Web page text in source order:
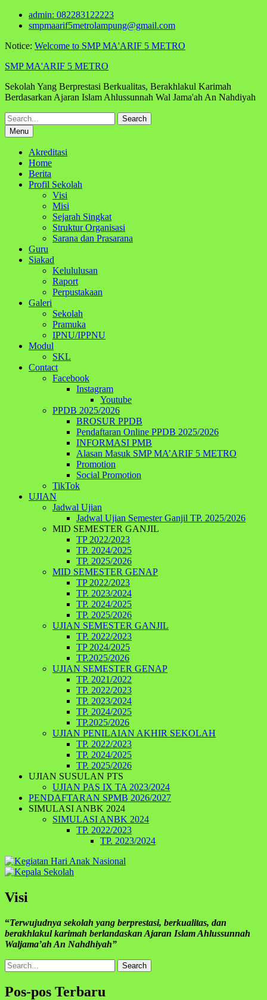
Skip
admin: 082283122223
smpmaarif5metrolampung@gmail.com
Notice: Welcome to SMP MA'ARIF 5 METRO
SMP MA'ARIF 5 METRO
Sekolah Yang Berprestasi Berkualitas, Berakhlakul Karimah
Berdasarkan Ajaran Islam Ahlussunnah Wal Jama'ah An Nahdiyah
Search
for:Menu
Akreditasi
Home
Berita
Profil Sekolah
Visi
Misi
Sejarah Singkat
Struktur Organisasi
Sarana dan Prasarana
Guru
Siakad
Kelululusan
Raport
Perpustakaan
Galeri
Sekolah
Pramuka
IPNU/IPPNU
Modul
SKL
Contact
Facebook
Instagram
Youtube
PPDB 2025/2026
BROSUR PPDB
Pendaftaran Online PPDB 2025/2026
INFORMASI PMB
Alasan Masuk SMP MA’ARIF 5 METRO
Promotion
Social Promotion
TikTok
UJIAN
Jadwal Ujian
Jadwal Ujian Semester Ganjil TP. 2025/2026
MID SEMESTER GANJIL
TP 2022/2023
TP. 2024/2025
TP. 2025/2026
MID SEMESTER GENAP
TP 2022/2023
TP. 2023/2024
TP. 2024/2025
TP. 2025/2026
UJIAN SEMESTER GANJIL
TP. 2022/2023
TP 2024/2025
TP.2025/2026
UJIAN SEMESTER GENAP
TP. 2021/2022
TP. 2022/2023
TP. 2023/2024
TP. 2024/2025
TP.2025/2026
UJIAN PENILAIAN AKHIR SEKOLAH
TP. 2022/2023
TP. 2024/2025
TP. 2025/2026
UJIAN SUSULAN PTS
UJIAN PAS IX TA 2023/2024
PENDAFTARAN SPMB 2026/2027
SIMULASI ANBK 2024
SIMULASI ANBK 2024
TP. 2022/2023
TP. 2023/2024
Visi
“Terwujudnya sekolah yang berprestasi, berkualitas, dan
berakhlakul karimah berlandaskan Ajaran Islam Ahlussunnah
Waljama’ah An Nahdhiyah”
Search
for:
Pos-pos Terbaru